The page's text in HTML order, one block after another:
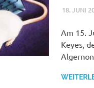
18. JUNI
Am 15.
Keyes,